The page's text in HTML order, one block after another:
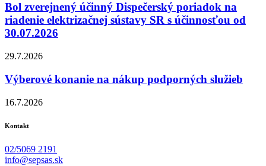
Bol zverejnený účinný Dispečerský poriadok na
riadenie elektrizačnej sústavy SR s účinnosťou od
30.07.2026
29.7.2026
Výberové konanie na nákup podporných služieb
16.7.2026
Kontakt
02/5069 2191
info@sepsas.sk